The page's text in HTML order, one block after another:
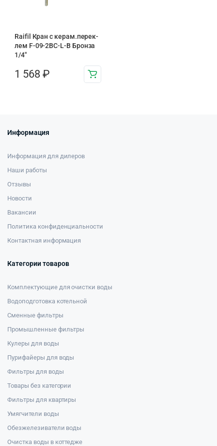
Raifil Кран с керам.перек-
лем F-09-2BC-L-B Бронза
1/4″
1 568 ₽
Информация
Информация для дилеров
Наши работы
Отзывы
Новости
Вакансии
Политика конфиденциальности
Контактная информация
Категории товаров
Комплектующие для очистки воды
Водоподготовка котельной
Сменные фильтры
Промышленные фильтры
Кулеры для воды
Пурифайеры для воды
Фильтры для воды
Товары без категории
Фильтры для квартиры
Умягчители воды
Обезжелезиватели воды
Очистка воды в коттедже